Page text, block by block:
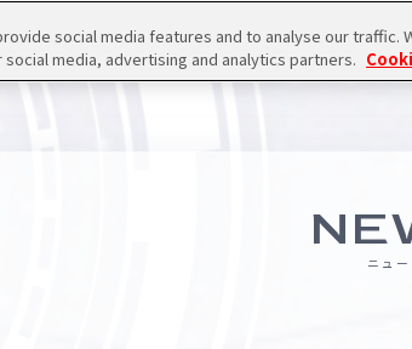
ニュー
social media features and to analyse our traffic.
media, advertising and analytics partners.